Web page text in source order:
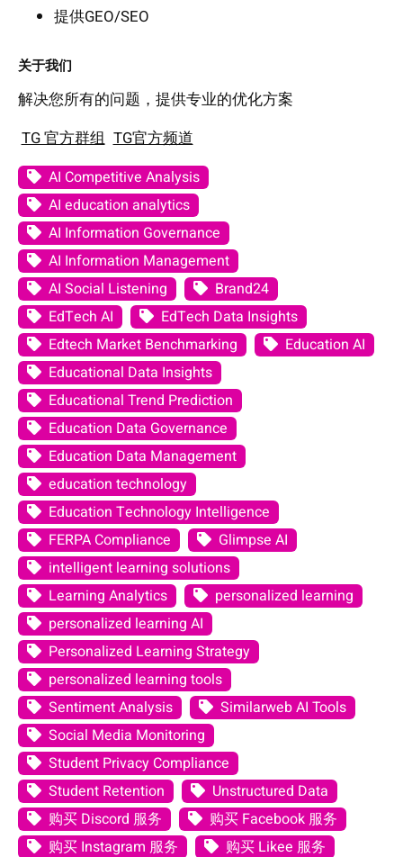
提供GEO/SEO
关于我们
解决您所有的问题，提供专业的优化方案
TG 官方群组 TG官方频道
AI Competitive Analysis
AI education analytics
AI Information Governance
AI Information Management
AI Social Listening
Brand24
EdTech AI
EdTech Data Insights
Edtech Market Benchmarking
Education AI
Educational Data Insights
Educational Trend Prediction
Education Data Governance
Education Data Management
education technology
Education Technology Intelligence
FERPA Compliance
Glimpse AI
intelligent learning solutions
Learning Analytics
personalized learning
personalized learning AI
Personalized Learning Strategy
personalized learning tools
Sentiment Analysis
Similarweb AI Tools
Social Media Monitoring
Student Privacy Compliance
Student Retention
Unstructured Data
购买 Discord 服务
购买 Facebook 服务
购买 Instagram 服务
购买 Likee 服务